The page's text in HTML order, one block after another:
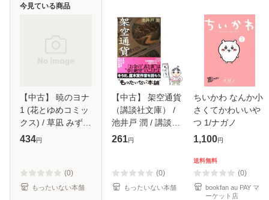
【中古】 暁のヨナ
1 (花とゆめコミッ
クス) / 草凪 みずほ
/ 白泉社 [コミック]
434円
(0)
もったいない本舗
今見ている商品
【中古】 架空通貨
（講談社文庫） /
池井戸 潤 / 講談社
[文庫]【メール便送
261円
(0)
もったいない本舗
ちいかわ なんか小
さくてかわいいや
つ 1/ナガノ
1,100円
送料無料
(0)
bookfan au PAY マ
ーケット店